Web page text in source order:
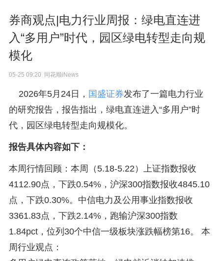
券商观点|电力行业周报：绿电直连进
入“多用户”时代，园区绿电转型走向规
模化
05-25 09:20 同花顺iNews
2026年5月24日， 国盛证券发布了一篇电力行业
的研究报告，报告指出，绿电直连进入“多用户”时
代，园区绿电转型走向规模化。
报告具体内容如下：
本周行情回顾：本周（5.18-5.22）上证指数报收
4112.90点，下跌0.54%，沪深300指数报收4845.10
点，下跌0.30%。中信电力及公用事业指数报收
3361.83点，下跌2.14%，跑输沪深300指数
1.84pct，位列30个中信一级板块涨跌幅榜第16。 本
周行业观点：